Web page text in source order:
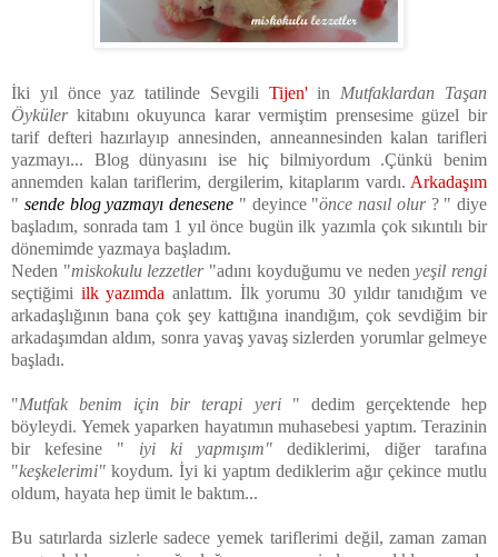
İki yıl önce yaz tatilinde Sevgili Tijen'in Mutfaklardan Taşan
Öyküler kitabını okuyunca karar vermiştim prensesime güzel bir
tarif defteri hazırlayıp annesinden, anneannesinden kalan tarifleri
yazmayı... Blog dünyasını ise hiç bilmiyordum .Çünkü benim
annemden kalan tariflerim, dergilerim, kitaplarım vardı. Arkadaşım
" sende blog yazmayı denesene " deyince "önce nasıl olur? " diye
başladım, sonrada tam 1 yıl önce bugün ilk yazımla çok sıkıntılı bir
dönemimde yazmaya başladım.
Neden "miskokulu lezzetler"adını koyduğumu ve nedenyeşil rengi
seçtiğimi ilk yazımda anlattım. İlk yorumu 30 yıldır tanıdığım ve
arkadaşlığının bana çok şey kattığına inandığım, çok sevdiğim bir
arkadaşımdan aldım, sonra yavaş yavaş sizlerden yorumlar gelmeye
başladı.
"Mutfak benim için bir terapi yeri" dedim gerçektende hep
böyleydi. Yemek yaparken hayatımın muhasebesi yaptım. Terazinin
bir kefesine " iyi ki yapmışım" dediklerimi, diğer tarafına
"keşkelerimi" koydum. İyi ki yaptım dediklerim ağır çekince mutlu
oldum, hayata hep ümit le baktım...
Bu satırlarda sizlerle sadece yemek tariflerimi değil, zaman zaman